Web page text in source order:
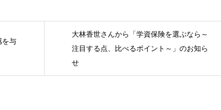
を与
大林香世さんから「学資保険を選ぶなら～
注目する点、比べるポイント～」のお知ら
せ